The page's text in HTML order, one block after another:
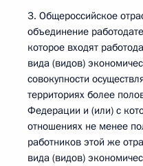
3. Общероссийское
объединение
которое входят
вида (видов)
совокупности
территориях более
Федерации и (или) с
отношениях не менее
работников этой же
вида (видов)